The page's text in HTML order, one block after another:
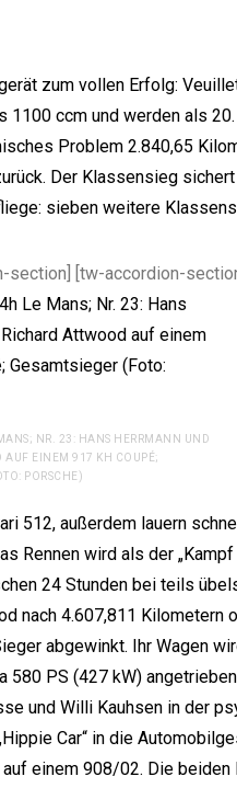
zum vollen Erfolg:
1100 ccm und werden als
Problem 2.840,65
Der Klassensieg
sieben weitere
section] [tw-accordion-
NR. 23: HANS HERRMANN UND
AUF EINEM 917 KH COUPÉ;
PORSCHE)
512, außerdem lauern
Rennen wird als der
24 Stunden bei teils
nach 4.607,811 Kilometern
abgewinkt. Ihr Wagen
580 PS (427 kW)
und Willi Kauhsen in der
Car“ in die
einem 908/02. Die